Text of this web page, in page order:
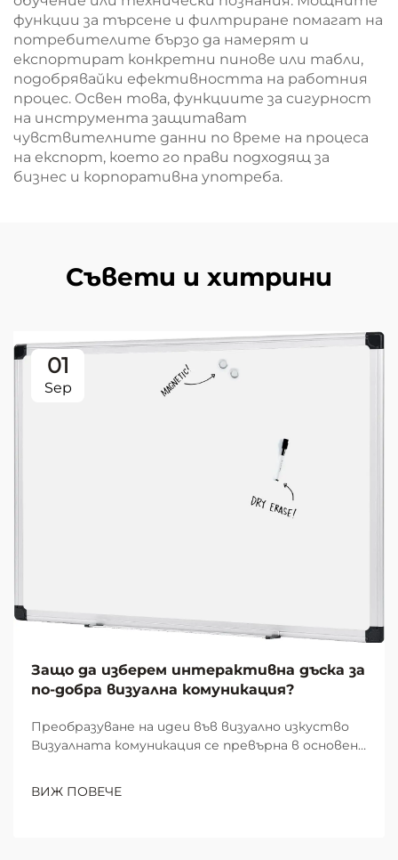
функции за търсене и филтриране помагат на
потребителите бързо да намерят и
експортират конкретни пинове или табли,
подобрявайки ефективността на работния
процес. Освен това, функциите за сигурност
на инструмента защитават
чувствителните данни по време на процеса
на експорт, което го прави подходящ за
бизнес и корпоративна употреба.
Съвети и хитрини
01
Sep
Защо да изберем интерактивна дъска за
по-добра визуална комуникация?
Преобразуване на идеи във визуално изкуство
Визуалната комуникация се превърна в основен
ВИЖ ПОВЕЧЕ